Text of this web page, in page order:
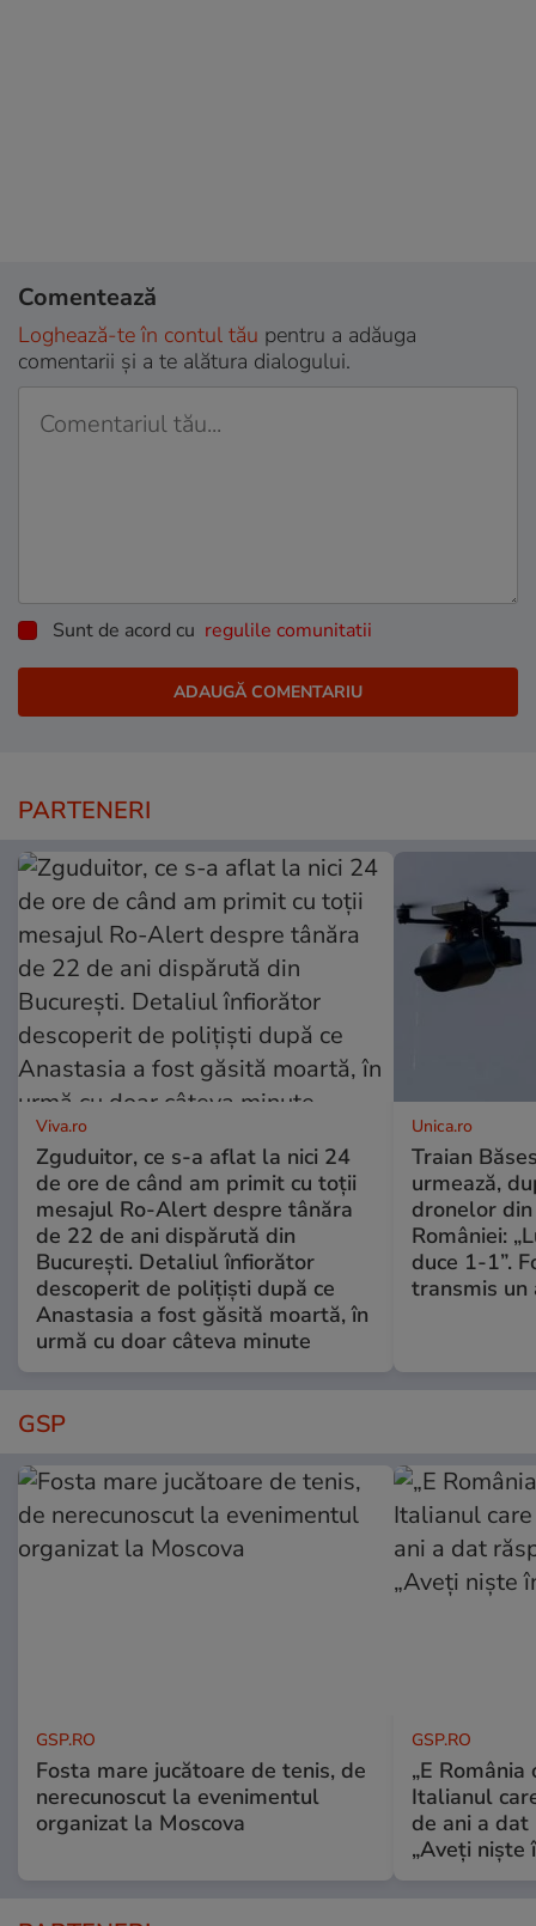
Comentează
Loghează-te în contul tău pentru a adăuga
comentarii și a te alătura dialogului.
Sunt de acord cu regulile comunitatii
PARTENERI
Viva.ro
Zguduitor, ce s-a aflat la nici 24
de ore de când am primit cu toții
mesajul Ro-Alert despre tânăra
de 22 de ani dispărută din
București. Detaliul înfiorător
descoperit de polițiști după ce
Anastasia a fost găsită moartă, în
urmă cu doar câteva minute
Unica.ro
Traian
urmează,
dronelor
României:
duce 1-1”.
transmis un
GSP
GSP.RO
Fosta mare jucătoare de tenis, de
nerecunoscut la evenimentul
organizat la Moscova
GSP.RO
„E
Italianul
de ani a
„Aveți niște